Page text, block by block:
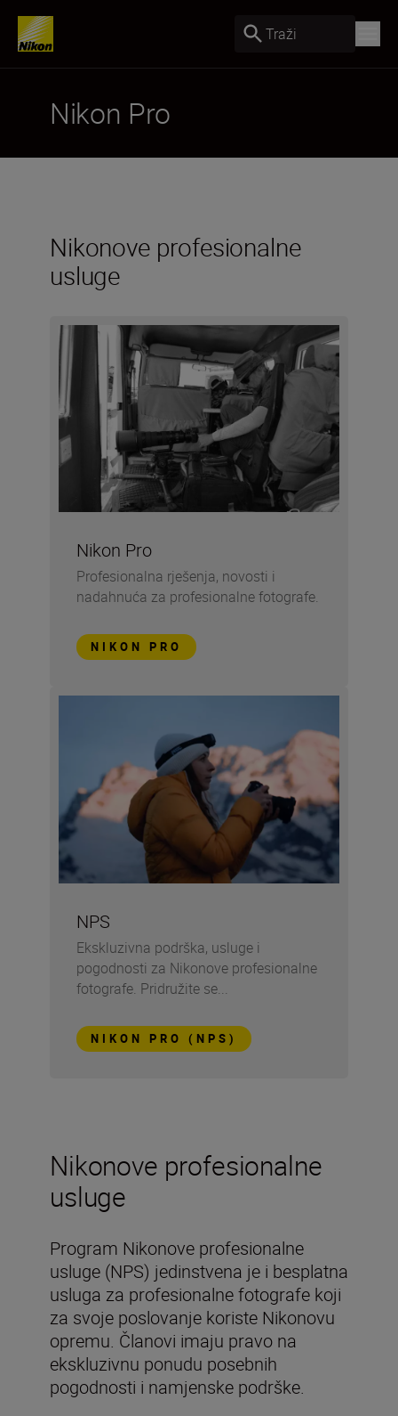
Traži
Nikon Pro
Nikonove profesionalne
usluge
Nikon Pro
Profesionalna rješenja, novosti i
nadahnuća za profesionalne fotografe.
NIKON PRO
NPS
Ekskluzivna podrška, usluge i
pogodnosti za Nikonove profesionalne
fotografe. Pridružite se...
NIKON PRO (NPS)
Nikonove profesionalne
usluge
Program Nikonove profesionalne
usluge (NPS) jedinstvena je i besplatna
usluga za profesionalne fotografe koji
za svoje poslovanje koriste Nikonovu
opremu. Članovi imaju pravo na
ekskluzivnu ponudu posebnih
pogodnosti i namjenske podrške.